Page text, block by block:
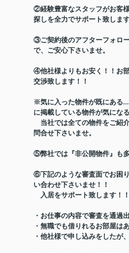
②経験豊富なスタッフがお客
探しを全力でサポート致します
③ご契約後のアフターフォロ
で、ご安心下さいませ。
④他社様よりもお安く！！お
交渉致します！！
※気に入った物件が既にある
に掲載している物件が気になる
当社では全ての物件をご紹
問合せ下さいませ。
⑤弊社では『非公開物件』も
⑥下記のような審査面でお困
い合わせ下さいませ！！
入居をサポート致します！！
・お仕事の内容で審査を通過
・無職でも借りれるお部屋は
・他社様で申し込みをしたが